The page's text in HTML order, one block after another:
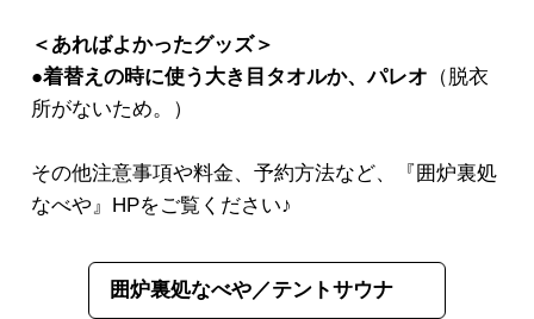
＜あればよかったグッズ＞
●着替えの時に使う大き目タオルか、パレオ （脱衣
所がないため。）
その他注意事項や料金、予約方法など、『囲炉裏処
なべや』HPをご覧ください♪
囲炉裏処なべや／テントサウナ